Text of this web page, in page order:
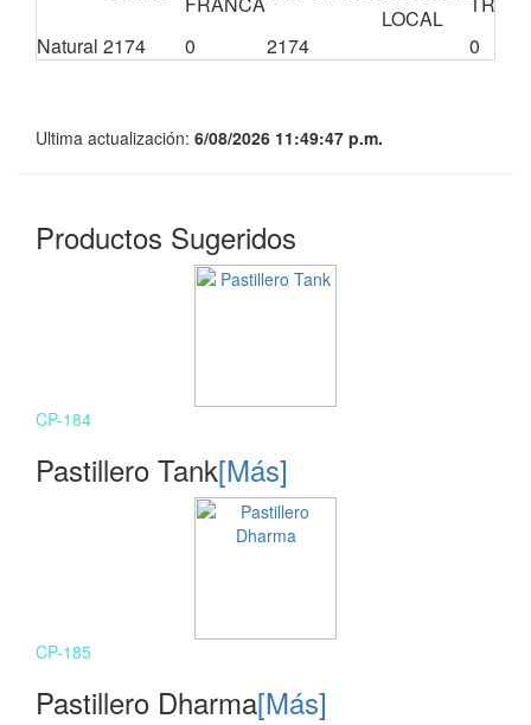
LOCAL
Natural 2174 0 2174 0
Ultima actualización: 6/08/2026 11:49:47 p.m.
Productos Sugeridos
CP-184
Pastillero Tank[Más]
CP-185
Pastillero Dharma[Más]